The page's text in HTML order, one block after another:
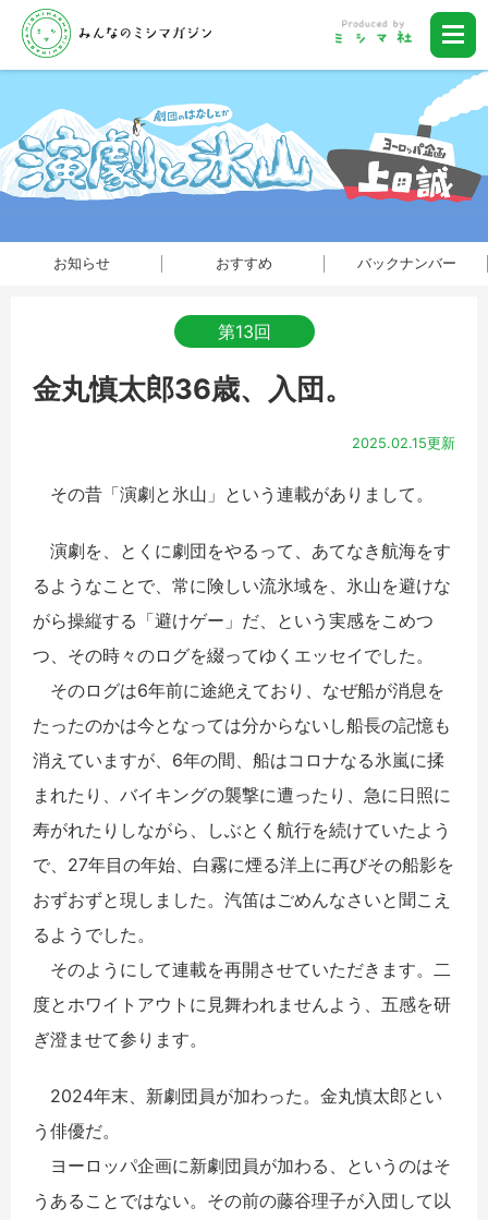
お知らせ おすすめ バックナンバー
第13回
金丸慎太郎36歳、入団。
2025.02.15更新
その昔「演劇と氷山」という連載がありまして。
演劇を、とくに劇団をやるって、あてなき航海をす
るようなことで、常に険しい流氷域を、氷山を避けな
がら操縦する「避けゲー」だ、という実感をこめつ
つ、その時々のログを綴ってゆくエッセイでした。
そのログは6年前に途絶えており、なぜ船が消息を
たったのかは今となっては分からないし船長の記憶も
消えていますが、6年の間、船はコロナなる氷嵐に揉
まれたり、バイキングの襲撃に遭ったり、急に日照に
寿がれたりしながら、しぶとく航行を続けていたよう
で、27年目の年始、白霧に煙る洋上に再びその船影を
おずおずと現しました。汽笛はごめんなさいと聞こえ
るようでした。
そのようにして連載を再開させていただきます。二
度とホワイトアウトに見舞われませんよう、五感を研
ぎ澄ませて参ります。
2024年末、新劇団員が加わった。金丸慎太郎とい
う俳優だ。
ヨーロッパ企画に新劇団員が加わる、というのはそ
うあることではない。その前の藤谷理子が入団して以